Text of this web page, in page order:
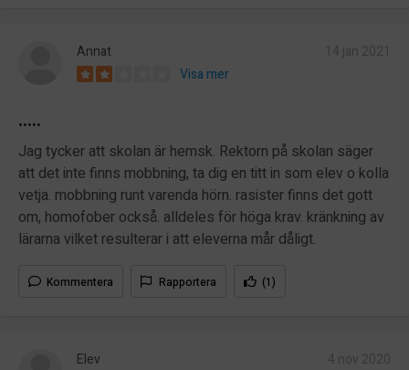
Annat
Visa mer
.....
Jag tycker att skolan är hemsk. Rektorn på skolan säger
att det inte finns mobbning, ta dig en titt in som elev o kolla
vetja. mobbning runt varenda hörn. rasister finns det gott
om, homofober också. alldeles för höga krav. kränkning av
lärarna vilket resulterar i att eleverna mår dåligt.
Kommentera Rapportera (1)
Elev